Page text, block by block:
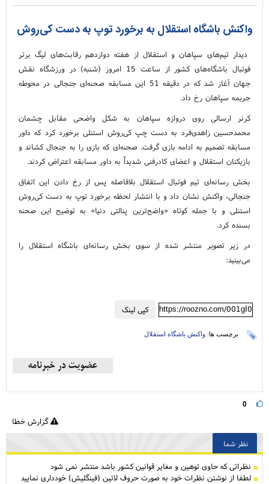
واکنش باشگاه استقلال به برخورد توپ به دست کی‌روش
دیدار تیم‌های سپاهان و استقلال از هفته دوازدهم رقابت‌های لیگ برتر
فوتبال باشگاه‌های کشور از ساعت 15 امروز (شنبه) در ورزشگاه نقش
جهان آغاز شد که در دقیقه 51 این مسابقه صحنه‌ای جنجالی در محوطه
جریمه سپاهان رخ داد.
کرنر ارسالی روی دروازه سپاهان به شکل واضحی مقابل چشمان
محمدحسین زاهدی‌فرد به دست چپ کی‌روش استنلی برخورد کرد که داور
مسابقه تصمیم به ادامه بازی گرفت. صحنه‌ای که بازی را به جنجال کشاند و
بازیکنان استقلال و اعضای کادرفنی شدیداً به داور مسابقه اعتراض کردند.
بخش رسانه‌ای تیم فوتبال استقلال بلافاصله پس از رخ دادن این اتفاق
جنجالی، واکنش نشان داد و با انتشار لحظه برخورد توپ به دست کی‌روش
استنلی و با جمله کوتاه «واضح‌ترین پنالتی دنیا» به توضیح این صحنه
بسنده کرد.
در زیر تصویر منتشر شده از سوی بخش رسانه‌ای باشگاه استقلال را
می‌بینید:
کپی لینک https://roozno.com/001gI0
برچسب ها: واکنش باشگاه استقلال
0
گزارش خطا
نظر شما
نظراتی كه حاوی توهین و مغایر قوانین کشور باشد منتشر نمی شود
لطفا از نوشتن نظرات خود به صورت حروف لاتین (فینگلیش) خودداری نمایید